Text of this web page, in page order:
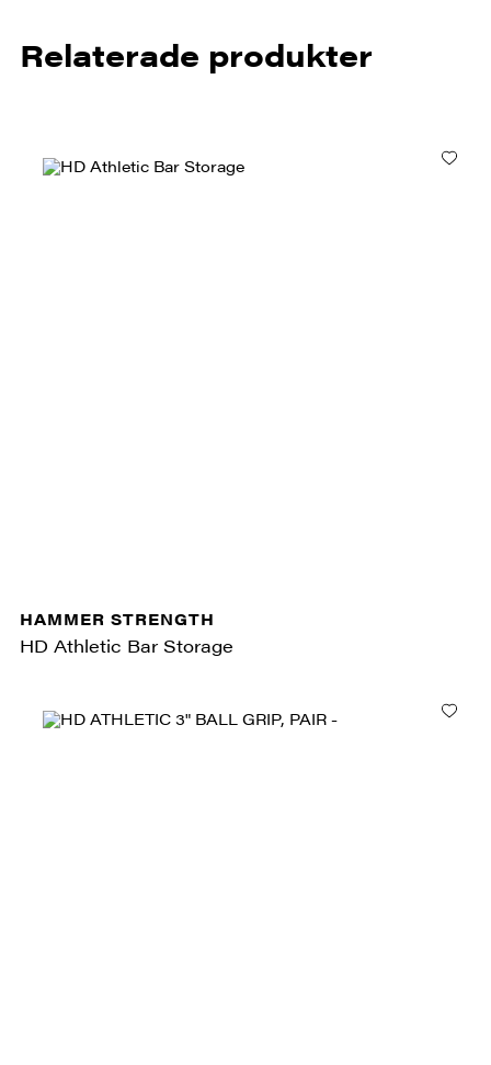
Relaterade produkter
HAMMER STRENGTH
HD Athletic Bar Storage